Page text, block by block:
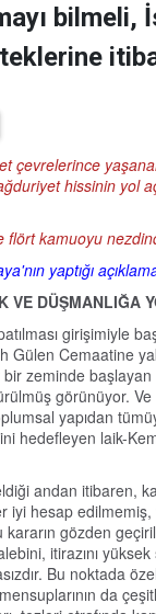
bilmeli,
çevrelerince
hissinin yol
flört kamuoyu
yaptığı
VE DÜŞMANLIĞA
girişimiyle
Gülen Cemaatine
zeminde
görünüyor.
yapıdan
hedefleyen laik-
andan itibaren,
iyi hesap
gözden
itirazını
Bu noktada
da